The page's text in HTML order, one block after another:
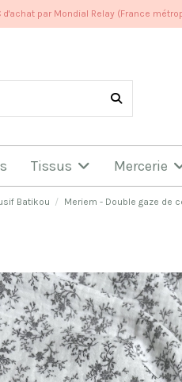
par Mondial Relay (France
Tissus Mercerie
Batikou Meriem - Double gaze de